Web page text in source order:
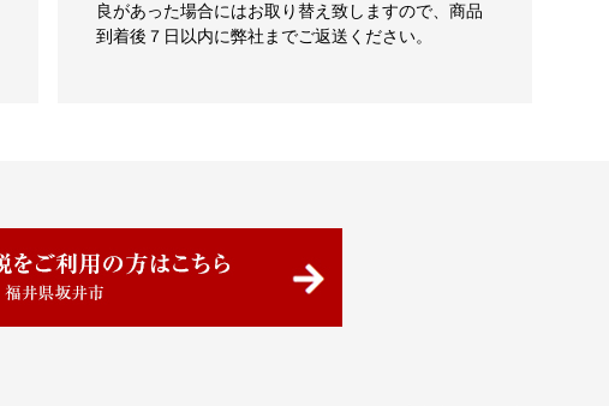
良があった場合にはお取り替え致しますので、商品
到着後７日以内に弊社までご返送ください。